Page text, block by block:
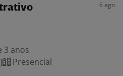
6 ago
3 anos
Presencial